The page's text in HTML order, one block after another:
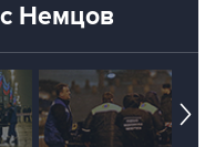
Немцов